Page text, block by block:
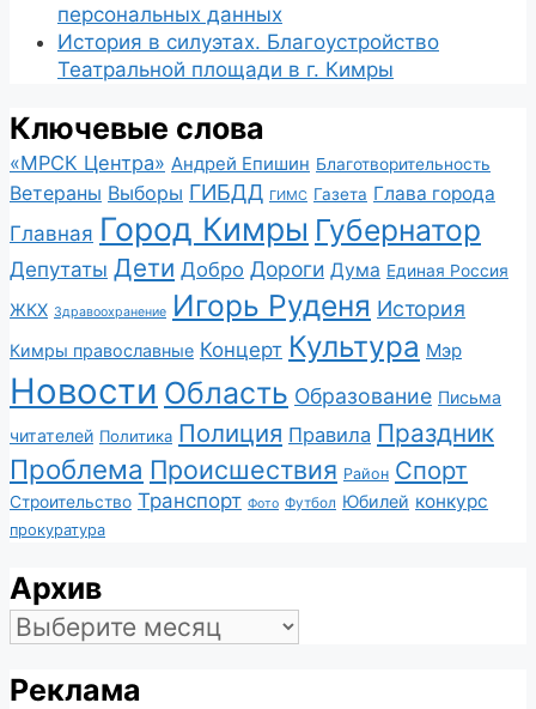
персональных данных
История в силуэтах. Благоустройство
Театральной площади в г. Кимры
Ключевые слова
«МРСК Центра» Андрей Епишин Благотворительность
Ветераны Выборы ГИБДД ГИМС Газета Глава города
Главная Город Кимры Губернатор
Депутаты Дети Добро Дороги Дума Единая Россия
ЖКХ Здравоохранение Игорь Руденя История
Кимры православные Концерт Культура Мэр
Новости Область Образование Письма
читателей Политика Полиция Правила Праздник
Проблема Происшествия Район Спорт
Строительство Транспорт Фото Футбол Юбилей конкурс
прокуратура
Архив
Архив
Реклама